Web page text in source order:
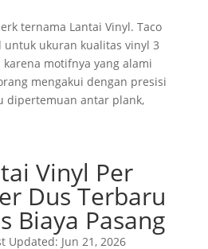
ternama Lantai Vinyl. Taco
ukuran kualitas vinyl 3
karena motifnya yang alami
mengakui dengan presisi
dipertemuan antar plank,
Vinyl Per
Dus Terbaru
Biaya Pasang
Updated: Jun 21, 2026